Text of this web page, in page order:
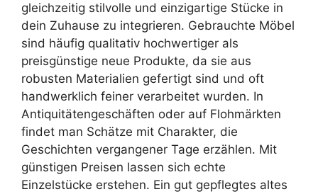
gleichzeitig stilvolle und einzigartige Stücke in
dein Zuhause zu integrieren. Gebrauchte Möbel
sind häufig qualitativ hochwertiger als
preisgünstige neue Produkte, da sie aus
robusten Materialien gefertigt sind und oft
handwerklich feiner verarbeitet wurden. In
Antiquitätengeschäften oder auf Flohmärkten
findet man Schätze mit Charakter, die
Geschichten vergangener Tage erzählen. Mit
günstigen Preisen lassen sich echte
Einzelstücke erstehen. Ein gut gepflegtes altes